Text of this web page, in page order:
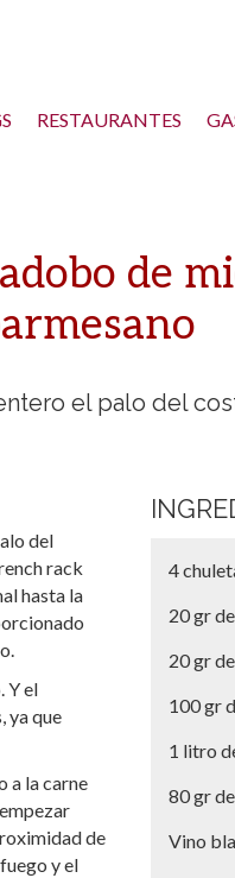
RESTAURANTES
de
el palo del
4
20 gr
20 gr
100 gr
1 litro
80 gr
Vino
del
rack
hasta la
Y el
ya que
a la carne
de
y el